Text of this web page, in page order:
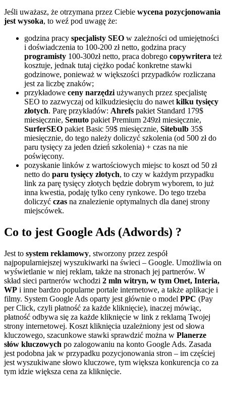
Jeśli uważasz, że otrzymana przez Ciebie wycena pozycjonowania
jest wysoka, to weź pod uwagę że:
godzina pracy specjalisty SEO w zależności od umiejętności
i doświadczenia to 100-200 zł netto, godzina pracy
programisty 100-300zł netto, praca dobrego copywritera też
kosztuje, jednak tutaj ciężko podać konkretne stawki
godzinowe, ponieważ w większości przypadków rozliczana
jest za liczbę znaków;
przykładowe ceny narzędziużywanych przez specjalistę
SEO to zazwyczaj od kilkudziesięciu do nawetkilku tysięcy
złotych. Parę przykładów: Ahrefs pakiet Standard 179$
miesięcznie, Senuto pakiet Premium 249zł miesięcznie,
SurferSEO pakiet Basic 59$ miesięcznie, Sitebulb 35$
miesięcznie, do tego należy doliczyć szkolenia (od 500 zł do
paru tysięcy za jeden dzień szkolenia) + czas na nie
poświęcony.
pozyskanie linków z wartościowych miejsc to koszt od 50 zł
netto do paru tysięcy złotych, to czy w każdym przypadku
link za parę tysięcy złotych będzie dobrym wyborem, to już
inna kwestia, podaję tylko ceny rynkowe. Do tego trzeba
doliczyć czas na znalezienie optymalnych dla danej strony
miejscówek.
Co to jest Google Ads (Adwords) ?
Jest to system reklamowy, stworzony przez zespół
najpopularniejszej wyszukiwarki na świeci – Google. Umożliwia on
wyświetlanie w niej reklam, także na stronach jej partnerów. W
skład sieci partnerów wchodzi 2 mln witryn, w tym Onet, Interia,
WP i inne bardzo popularne portale internetowe, a także aplikacje i
filmy. System Google Ads oparty jest głównie o model PPC (Pay
per Click, czyli płatność za każde kliknięcie), inaczej mówiąc,
płatność odbywa się za każde kliknięcie w link z reklamą Twojej
strony internetowej. Koszt kliknięcia uzależniony jest od słowa
kluczowego, szacunkowe stawki sprawdzić można w Planerze
słów kluczowych po zalogowaniu na konto Google Ads. Zasada
jest podobna jak w przypadku pozycjonowania stron – im częściej
jest wyszukiwane słowo kluczowe, tym większa konkurencja co za
tym idzie większa cena za kliknięcie.